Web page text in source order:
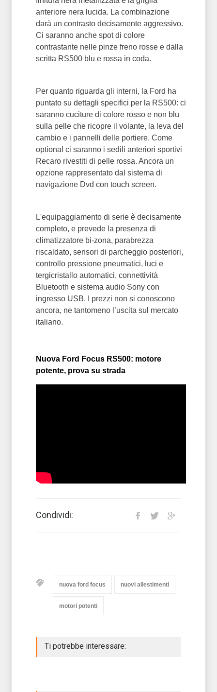
anteriore nera lucida. La combinazione
darà un contrasto decisamente aggressivo.
Ci saranno anche spot di colore
contrastante nelle pinze freno rosse e dalla
scritta RS500 blu e rossa in coda.
Per quanto riguarda gli interni, la Ford ha
puntato su dettagli specifici per la RS500: ci
saranno cuciture di colore rosso e non blu
sulla pelle che ricopre il volante, la leva del
cambio e i pannelli delle portiere. Come
optional ci saranno i sedili anteriori sportivi
Recaro rivestiti di pelle rossa. Ancora un
opzione rappresentato dal sistema di
navigazione Dvd con touch screen.
L'equipaggiamento di serie è decisamente
completo, e prevede la presenza di
climatizzatore bi-zona, parabrezza
riscaldato, sensori di parcheggio posteriori,
controllo pressione pneumatici, luci e
tergicristallo automatici, connettività
Bluetooth e sistema audio Sony con
ingresso USB. I prezzi non si conoscono
ancora, ne tantomeno l’uscita sul mercato
italiano.
Nuova Ford Focus RS500: motore
potente, prova su strada
Condividi:
nuova ford focus nuovi allestimenti
motori potenti
Ti potrebbe interessare: